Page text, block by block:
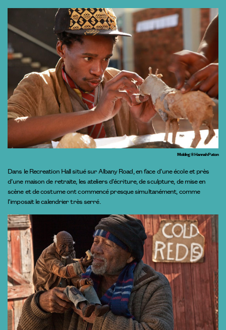
Molding © Hannah Paton
Dans le Recreation Hall situé sur Albany Road, en face d’une école et près
d’une maison de retraite, les ateliers d’écriture, de sculpture, de mise en
scène et de costume ont commencé presque simultanément, comme
l’imposait le calendrier très serré.